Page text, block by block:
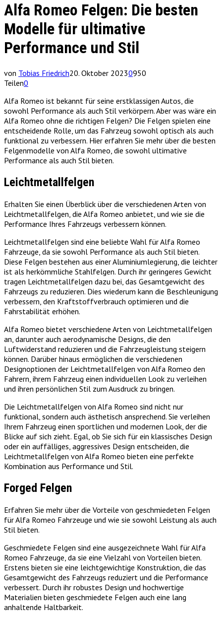
Alfa Romeo Felgen: Die besten
Modelle für ultimative
Performance und Stil
von Tobias Friedrich20. Oktober 20230950
Teilen0
Alfa Romeo ist bekannt für seine erstklassigen Autos, die
sowohl Performance als auch Stil verkörpern. Aber was wäre ein
Alfa Romeo ohne die richtigen Felgen? Die Felgen spielen eine
entscheidende Rolle, um das Fahrzeug sowohl optisch als auch
funktional zu verbessern. Hier erfahren Sie mehr über die besten
Felgenmodelle von Alfa Romeo, die sowohl ultimative
Performance als auch Stil bieten.
Leichtmetallfelgen
Erhalten Sie einen Überblick über die verschiedenen Arten von
Leichtmetallfelgen, die Alfa Romeo anbietet, und wie sie die
Performance Ihres Fahrzeugs verbessern können.
Leichtmetallfelgen sind eine beliebte Wahl für Alfa Romeo
Fahrzeuge, da sie sowohl Performance als auch Stil bieten.
Diese Felgen bestehen aus einer Aluminiumlegierung, die leichter
ist als herkömmliche Stahlfelgen. Durch ihr geringeres Gewicht
tragen Leichtmetallfelgen dazu bei, das Gesamtgewicht des
Fahrzeugs zu reduzieren. Dies wiederum kann die Beschleunigung
verbessern, den Kraftstoffverbrauch optimieren und die
Fahrstabilität erhöhen.
Alfa Romeo bietet verschiedene Arten von Leichtmetallfelgen
an, darunter auch aerodynamische Designs, die den
Luftwiderstand reduzieren und die Fahrzeugleistung steigern
können. Darüber hinaus ermöglichen die verschiedenen
Designoptionen der Leichtmetallfelgen von Alfa Romeo den
Fahrern, ihrem Fahrzeug einen individuellen Look zu verleihen
und ihren persönlichen Stil zum Ausdruck zu bringen.
Die Leichtmetallfelgen von Alfa Romeo sind nicht nur
funktional, sondern auch ästhetisch ansprechend. Sie verleihen
Ihrem Fahrzeug einen sportlichen und modernen Look, der die
Blicke auf sich zieht. Egal, ob Sie sich für ein klassisches Design
oder ein auffälliges, aggressives Design entscheiden, die
Leichtmetallfelgen von Alfa Romeo bieten eine perfekte
Kombination aus Performance und Stil.
Forged Felgen
Erfahren Sie mehr über die Vorteile von geschmiedeten Felgen
für Alfa Romeo Fahrzeuge und wie sie sowohl Leistung als auch
Stil bieten.
Geschmiedete Felgen sind eine ausgezeichnete Wahl für Alfa
Romeo Fahrzeuge, da sie eine Vielzahl von Vorteilen bieten.
Erstens bieten sie eine leichtgewichtige Konstruktion, die das
Gesamtgewicht des Fahrzeugs reduziert und die Performance
verbessert. Durch ihr robustes Design und hochwertige
Materialien bieten geschmiedete Felgen auch eine lang
anhaltende Haltbarkeit.